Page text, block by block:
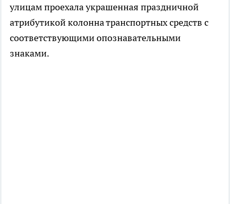
улицам проехала украшенная праздничной
атрибутикой колонна транспортных средств с
соответствующими опознавательными
знаками.